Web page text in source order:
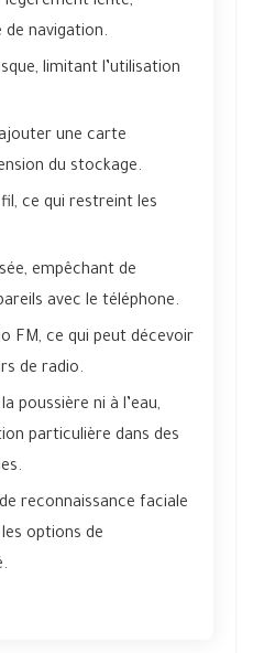
de navigation.
limitant l’utilisation
une carte
du stockage.
ce qui restreint les
empêchant de
avec le téléphone.
FM, ce qui peut décevoir
de radio.
poussière ni à l’eau,
particulière dans des
reconnaissance faciale
options de